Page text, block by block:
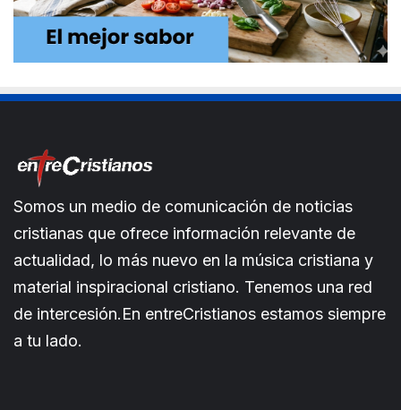
Somos un medio de comunicación de noticias
cristianas que ofrece información relevante de
actualidad, lo más nuevo en la música cristiana y
material inspiracional cristiano. Tenemos una red
de intercesión.En entreCristianos estamos siempre
a tu lado.